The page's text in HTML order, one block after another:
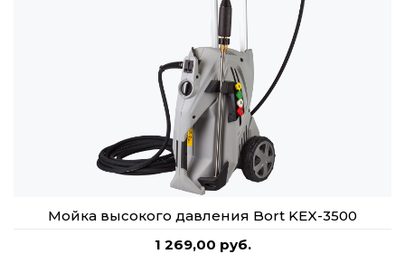
Мойка высокого давления Bort KEX-3500
1 269,00 руб.